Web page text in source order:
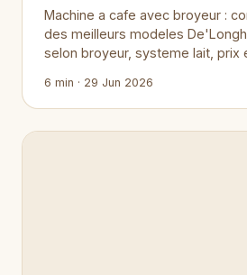
Machine a cafe avec broyeur :
des meilleurs modeles
selon broyeur, systeme lait, prix
6 min · 29 Jun 2026